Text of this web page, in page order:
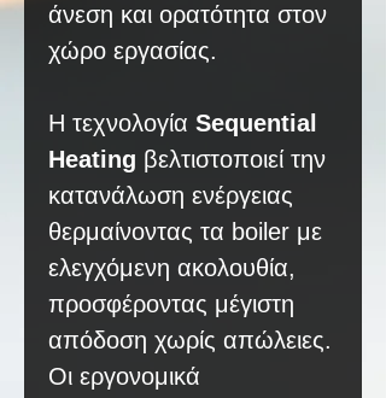
άνεση και ορατότητα στον
χώρο εργασίας.
Η τεχνολογία Sequential
Heating βελτιστοποιεί την
κατανάλωση ενέργειας
θερμαίνοντας τα boiler με
ελεγχόμενη ακολουθία,
προσφέροντας μέγιστη
απόδοση χωρίς απώλειες.
Οι εργονομικά